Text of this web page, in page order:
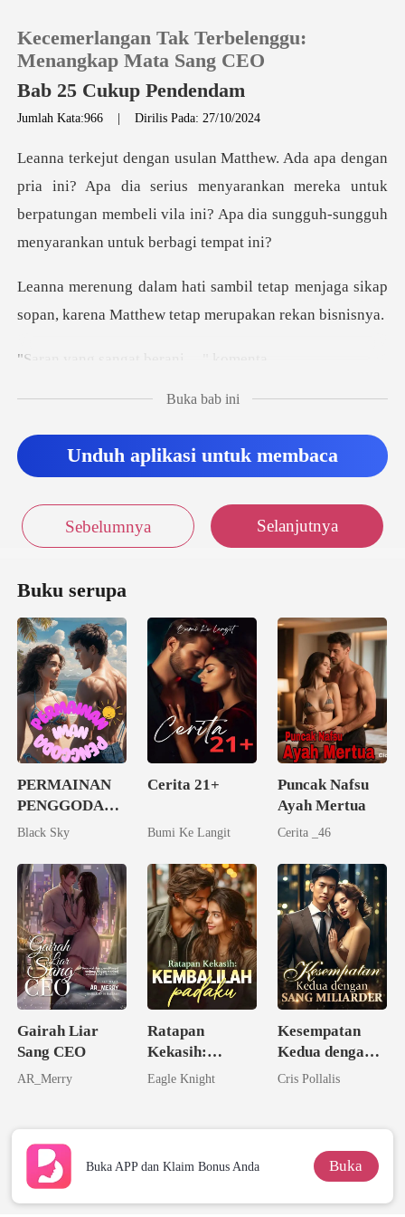
Pengisian Ulang
Riwayat Membaca
Keluar
Kecemerlangan Tak Terbelenggu:
Menangkap Mata Sang CEO
Bab 25 Cukup Pendendam
Jumlah Kata:966 |Dirilis Pada: 27/10/2024
pa dia serius menyarankan mereka untuk
berpatungan membeli vila i
tap menjaga sikap
sopan, karena Matt
Buka bab ini
Unduh aplikasi untuk membaca
Sebelumnya Selanjutnya
Buku serupa
PERMAINAN
PENGGODA
IMAN
Black Sky
Cerita 21+
Bumi Ke Langit
Puncak Nafsu
Ayah Mertua
Cerita _46
Gairah Liar
Sang CEO
AR_Merry
Ratapan
Kekasih:
Kembalilah
Eagle Knight
Kesempatan
Kedua dengan
Sang Miliarder
Cris Pollalis
Buka APP dan Klaim Bonus Anda Buka